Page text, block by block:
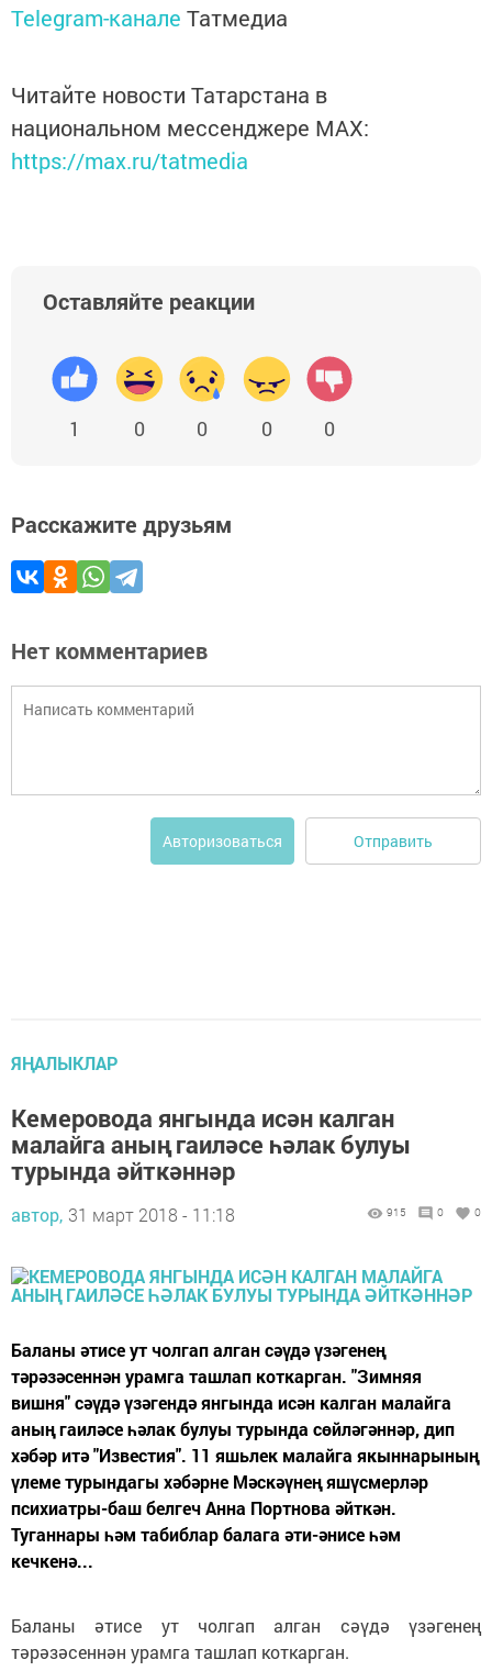
Telegram-канале Татмедиа
Читайте новости Татарстана в
национальном мессенджере MАХ:
https://max.ru/tatmedia
Оставляйте реакции
1 0 0 0 0
Расскажите друзьям
Нет комментариев
Авторизоваться Отправить
ЯҢАЛЫКЛАР
Кемеровода янгында исән калган
малайга аның гаиләсе һәлак булуы
турында әйткәннәр
автор, 31 март 2018 - 11:18 915 0 0
Баланы әтисе ут чолгап алган сәүдә үзәгенең
тәрәзәсеннән урамга ташлап коткарган. "Зимняя
вишня" сәүдә үзәгендә янгында исән калган малайга
аның гаиләсе һәлак булуы турында сөйләгәннәр, дип
хәбәр итә "Известия". 11 яшьлек малайга якыннарының
үлеме турындагы хәбәрне Мәскәүнең яшүсмерләр
психиатры-баш белгеч Анна Портнова әйткән.
Туганнары һәм табиблар балага әти-әнисе һәм
кечкенә...
Баланы әтисе ут чолгап алган сәүдә үзәгенең
тәрәзәсеннән урамга ташлап коткарган.